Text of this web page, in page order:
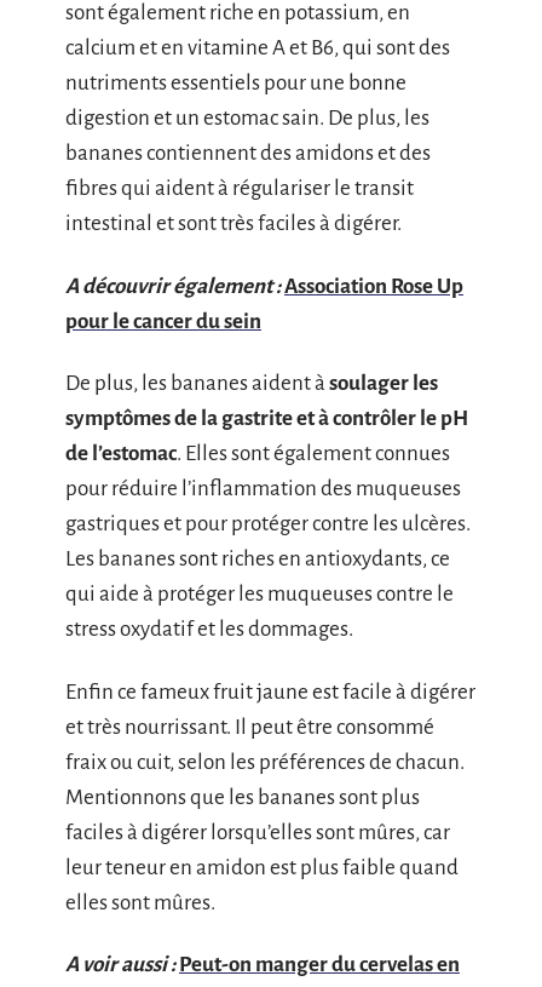
sont également riche en potassium, en
calcium et en vitamine A et B6, qui sont des
nutriments essentiels pour une bonne
digestion et un estomac sain. De plus, les
bananes contiennent des amidons et des
fibres qui aident à régulariser le transit
intestinal et sont très faciles à digérer.
A découvrir également :Association Rose Up
pour le cancer du sein
De plus, les bananes aident à soulager les
symptômes de la gastrite et à contrôler le pH
de l’estomac. Elles sont également connues
pour réduire l’inflammation des muqueuses
gastriques et pour protéger contre les ulcères.
Les bananes sont riches en antioxydants, ce
qui aide à protéger les muqueuses contre le
stress oxydatif et les dommages.
Enfin ce fameux fruit jaune est facile à digérer
et très nourrissant. Il peut être consommé
fraix ou cuit, selon les préférences de chacun.
Mentionnons que les bananes sont plus
faciles à digérer lorsqu’elles sont mûres, car
leur teneur en amidon est plus faible quand
elles sont mûres.
A voir aussi : Peut-on manger du cervelas en